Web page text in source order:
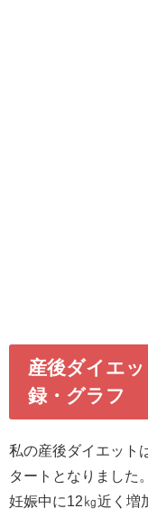
産後ダイエ
録・グラフ
私の産後ダイエット
タートとなりました。
妊娠中に12㎏近く増